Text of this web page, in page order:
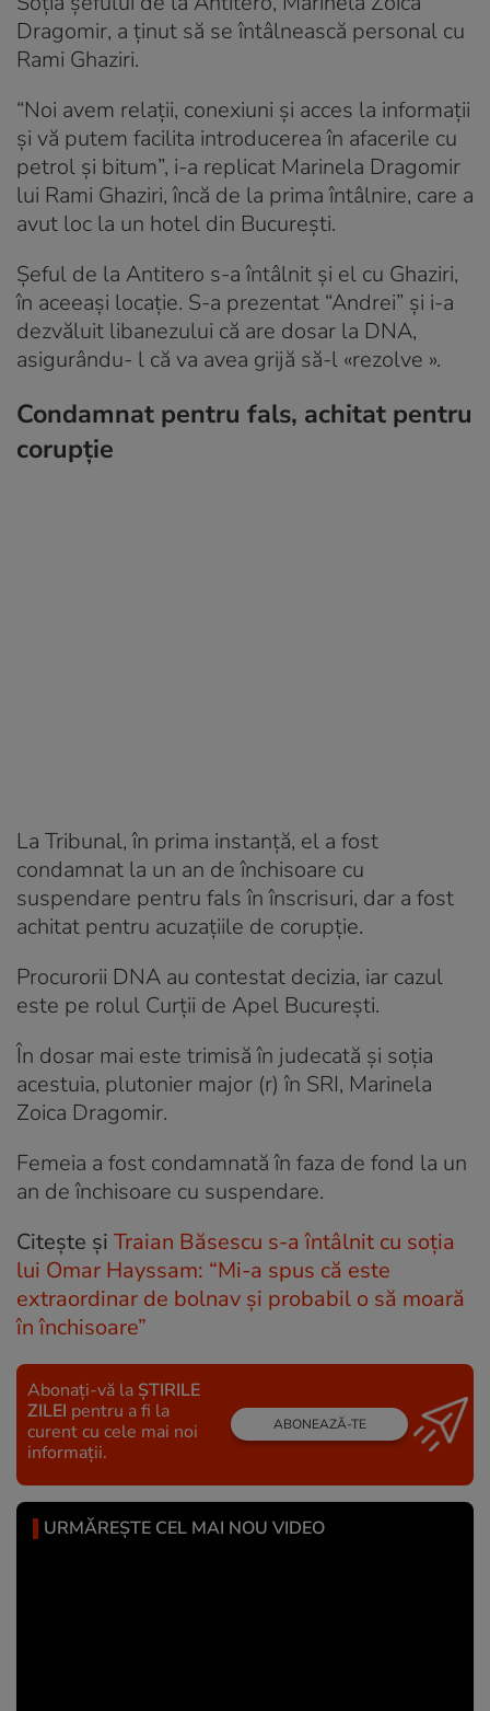
Dragomir, a ţinut să se întâlnească personal cu
Rami Ghaziri.
“Noi avem relaţii, conexiuni şi acces la informaţii
şi vă putem facilita introducerea în afacerile cu
petrol şi bitum”, i-a replicat Marinela Dragomir
lui Rami Ghaziri, încă de la prima întâlnire, care a
avut loc la un hotel din Bucureşti.
Şeful de la Antitero s-a întâlnit şi el cu Ghaziri,
în aceeaşi locaţie. S-a prezentat “Andrei” şi i-a
dezvăluit libanezului că are dosar la DNA,
asigurându- l că va avea grijă să-l «rezolve ».
Condamnat pentru fals, achitat pentru
corupție
La Tribunal, în prima instanță, el a fost
condamnat la un an de închisoare cu
suspendare pentru fals în înscrisuri, dar a fost
achitat pentru acuzațiile de corupție.
Procurorii DNA au contestat decizia, iar cazul
este pe rolul Curții de Apel București.
În dosar mai este trimisă în judecată și soția
acestuia, plutonier major (r) în SRI, Marinela
Zoica Dragomir.
Femeia a fost condamnată în faza de fond la un
an de închisoare cu suspendare.
Citește și Traian Băsescu s-a întâlnit cu soţia
lui Omar Hayssam: “Mi-a spus că este
extraordinar de bolnav şi probabil o să moară
în închisoare”
Abonați-vă la ȘTIRILE
ZILEI pentru a fi la
curent cu cele mai noi
informații.
ABONEAZĂ-TE
URMĂREȘTE CEL MAI NOU VIDEO